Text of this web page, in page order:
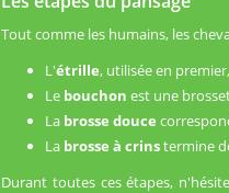
Tout comme les humains, les
L'étrille, utilisée en
Le bouchon est une
La brosse douce
La brosse à crinstermine
Durant toutes ces étapes,